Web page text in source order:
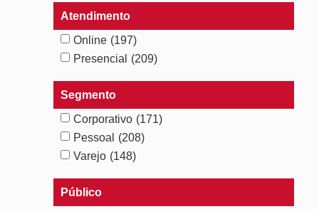
Atendimento
Online (197)
Presencial
(209)
Segmento
Corporativo (171)
Pessoal
(208)
Varejo (148)
Público